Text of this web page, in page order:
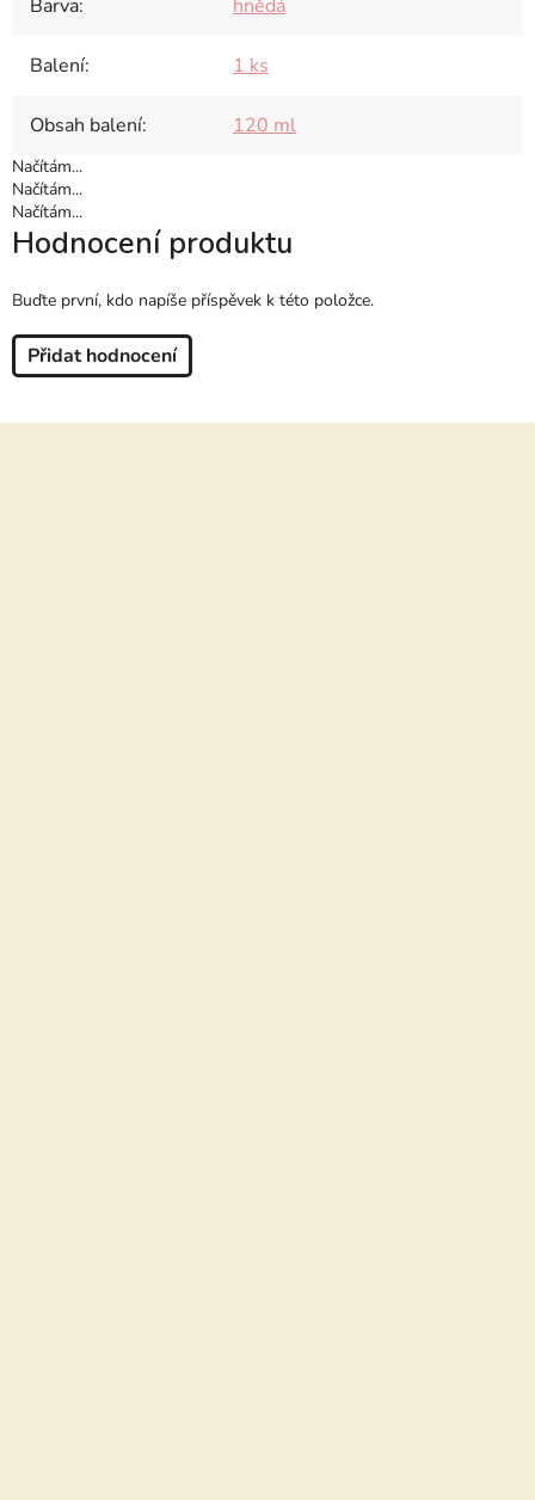
Barva: hnědá
Balení: 1 ks
Obsah balení: 120 ml
Načítám...
Načítám...
Načítám...
Hodnocení produktu
Buďte první, kdo napíše příspěvek k této položce.
Přidat hodnocení